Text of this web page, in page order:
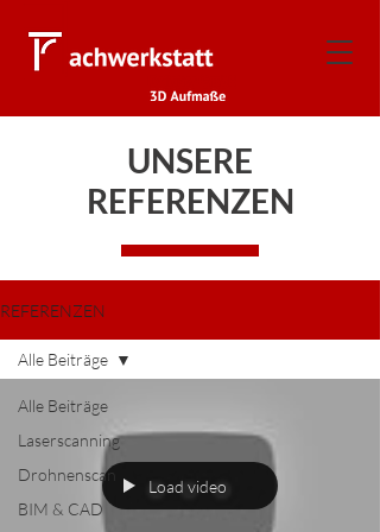
UNSERE
REFERENZEN
REFERENZEN
Alle Beiträge
Laserscanning
Drohnenscan
BIM & CAD
Alle Beiträge
Load video